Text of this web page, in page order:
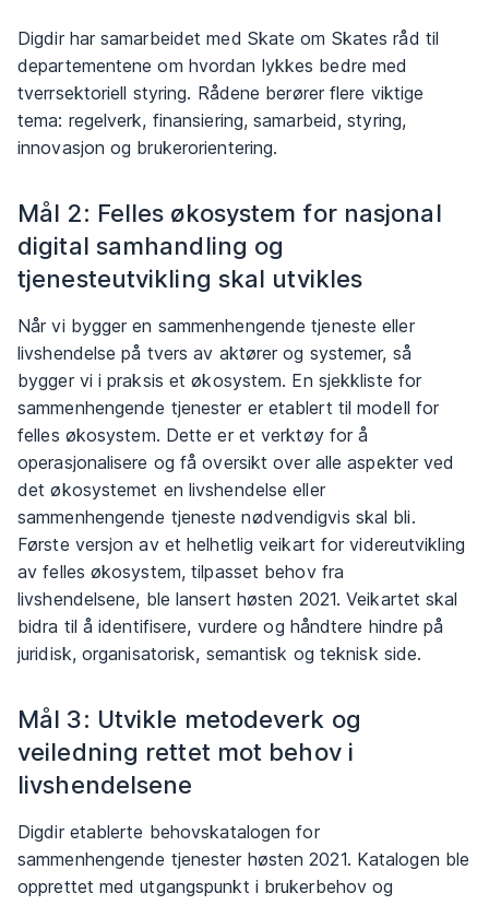
Digdir har samarbeidet med Skate om Skates råd til
departementene om hvordan lykkes bedre med
tverrsektoriell styring. Rådene berører flere viktige
tema: regelverk, finansiering, samarbeid, styring,
innovasjon og brukerorientering.
Mål 2: Felles økosystem for nasjonal
digital samhandling og
tjenesteutvikling skal utvikles
Når vi bygger en sammenhengende tjeneste eller
livshendelse på tvers av aktører og systemer, så
bygger vi i praksis et økosystem. En sjekkliste for
sammenhengende tjenester er etablert til modell for
felles økosystem. Dette er et verktøy for å
operasjonalisere og få oversikt over alle aspekter ved
det økosystemet en livshendelse eller
sammenhengende tjeneste nødvendigvis skal bli.
Første versjon av et helhetlig veikart for videreutvikling
av felles økosystem, tilpasset behov fra
livshendelsene, ble lansert høsten 2021. Veikartet skal
bidra til å identifisere, vurdere og håndtere hindre på
juridisk, organisatorisk, semantisk og teknisk side.
Mål 3: Utvikle metodeverk og
veiledning rettet mot behov i
livshendelsene
Digdir etablerte behovskatalogen for
sammenhengende tjenester høsten 2021. Katalogen ble
opprettet med utgangspunkt i brukerbehov og